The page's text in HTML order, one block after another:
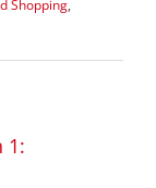
Shopping,
1: